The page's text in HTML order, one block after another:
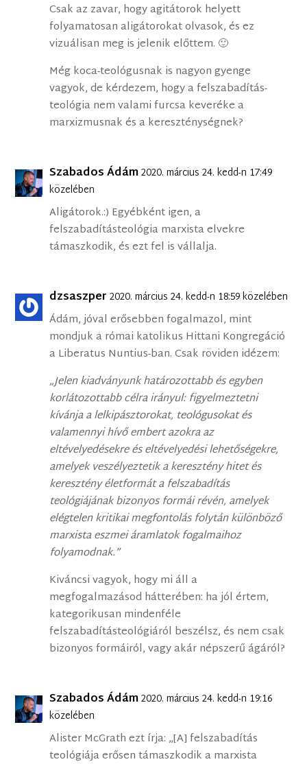
Csak az zavar, hogy agitátorok helyett
folyamatosan aligátorokat olvasok, és ez
vizuálisan meg is jelenik előttem. 🙂
Még koca-teológusnak is nagyon gyenge
vagyok, de kérdezem, hogy a felszabadítás-
teológia nem valami furcsa keveréke a
marxizmusnak és a kereszténységnek?
Szabados Ádám2020. március 24. kedd-n 17:49
közelében
Aligátorok.:) Egyébként igen, a
felszabadításteológia marxista elvekre
támaszkodik, és ezt fel is vállalja.
dzsaszper 2020. március 24. kedd-n 18:59 közelében
Ádám, jóval erősebben fogalmazol, mint
mondjuk a római katolikus Hittani Kongregáció
a Liberatus Nuntius-ban. Csak röviden idézem:
„Jelen kiadványunk határozottabb és egyben
korlátozottabb célra irányul: figyelmeztetni
kívánja a lelkipásztorokat, teológusokat és
valamennyi hívő embert azokra az
eltévelyedésekre és eltévelyedési lehetőségekre,
amelyek veszélyeztetik a keresztény hitet és
keresztény életformát a felszabadítás
teológiájának bizonyos formái révén, amelyek
elégtelen kritikai megfontolás folytán különböző
marxista eszmei áramlatok fogalmaihoz
folyamodnak.”
Kiváncsi vagyok, hogy mi áll a
megfogalmazásod hátterében: ha jól értem,
kategorikusan mindenféle
felszabadításteológiáról beszélsz, és nem csak
bizonyos formáiról, vagy akár népszerű ágáról?
Szabados Ádám2020. március 24. kedd-n 19:16
közelében
Alister McGrath ezt írja: „[A] felszabadítás
teológiája erősen támaszkodik a marxista